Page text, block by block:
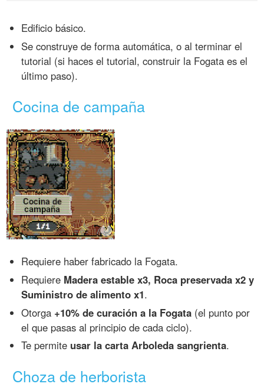
Edificio básico.
Se construye de forma automática, o al terminar el
tutorial (si haces el tutorial, construir la Fogata es el
último paso).
Cocina de campaña
Requiere haber fabricado la Fogata.
Requiere Madera estable x3, Roca preservada x2 y
Suministro de alimento x1.
Otorga +10% de curación a la Fogata (el punto por
el que pasas al principio de cada ciclo).
Te permite usar la carta Arboleda sangrienta.
Choza de herborista